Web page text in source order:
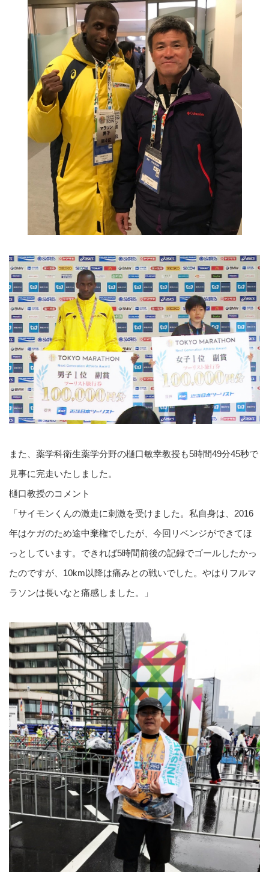
また、薬学科衛生薬学分野の樋口敏幸教授も5時間49分45秒で
見事に完走いたしました。
樋口教授のコメント
「サイモンくんの激走に刺激を受けました。私自身は、2016
年はケガのため途中棄権でしたが、今回リベンジができてほ
っとしています。できれば5時間前後の記録でゴールしたかっ
たのですが、10km以降は痛みとの戦いでした。やはりフルマ
ラソンは長いなと痛感しました。」